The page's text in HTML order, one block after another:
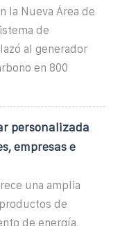
la Nueva Área de
de
al generador
en 800
personalizada
empresas e
una amplia
de
de energía,